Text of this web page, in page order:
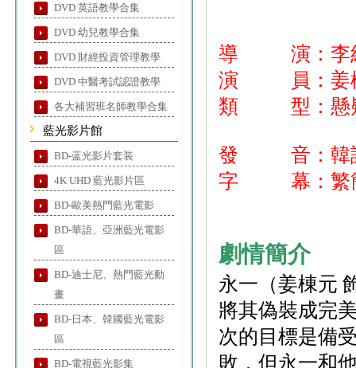
DVD 英語教學合集
DVD 幼兒教學合集
DVD 財經投資管理教學
DVD 中醫考試認證教學
各大補習班名師教學合集
藍光影片館
BD-蓝光影片套装
4K UHD 藍光影片區
BD-歐美熱門藍光電影
BD-華語、亞洲藍光電影
區
BD-迪士尼、熱門藍光動
畫
BD-日本、韓國藍光電影
區
BD-電視藍光影集
導 演：李
演 員：姜棟/
類 型：懸
發 音：韓
字 幕：繁簡
劇情簡介
永一（姜棟元
將其偽裝成完
次的目標是備
敗，但永一和